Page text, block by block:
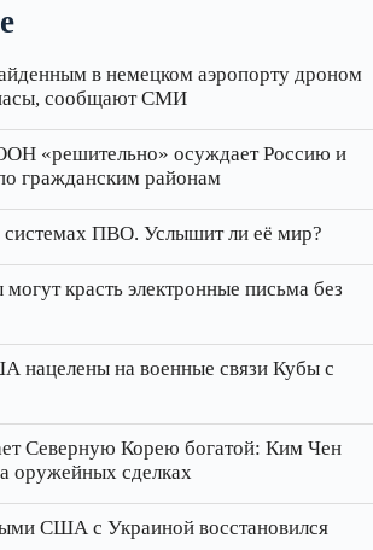
в немецком аэропорту дроном
сообщают СМИ
«решительно» осуждает Россию и
гражданским районам
системах ПВО. Услышит ли её мир?
красть электронные письма без
нацелены на военные связи Кубы с
Северную Корею богатой: Ким Чен
оружейных сделках
США с Украиной восстановился